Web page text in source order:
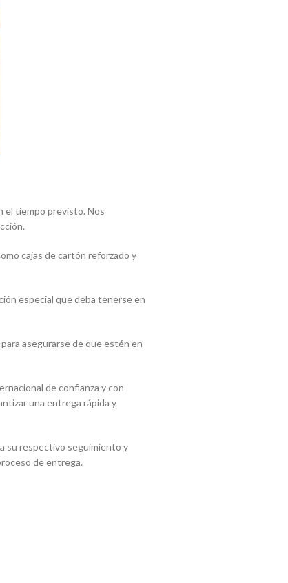
el tiempo previsto. Nos
cajas de cartón reforzado y
especial que deba tenerse en
asegurarse de que estén en
de confianza y con
una entrega rápida y
su respectivo seguimiento y
de entrega.